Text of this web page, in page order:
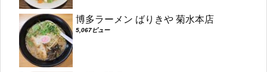
博多ラーメン ばりきや 菊水本店
5,067ビュー